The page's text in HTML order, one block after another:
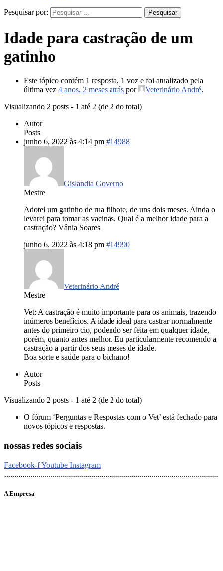
Pesquisar por:
Idade para castração de um
gatinho
Este tópico contém 1 resposta, 1 voz e foi atualizado pela
última vez 4 anos, 2 meses atrás por Veterinário André.
Visualizando 2 posts - 1 até 2 (de 2 do total)
Autor
Posts
junho 6, 2022 às 4:14 pm #14988
Gislandia Governo
Mestre
Adotei um gatinho de rua filhote, de uns dois meses. Ainda o
levarei para tomar as vacinas. Qual é a melhor idade para a
castração? Vânia Soares
junho 6, 2022 às 4:18 pm #14990
Veterinário André
Mestre
Vet: A castração é muito importante para os animais, trazendo
inúmeros benefícios. A idade ideal para castrar normalmente
antes do primeiro cio, podendo ser feita em qualquer idade,
porém, quanto antes melhor. Eu particularmente recomendo a
castração a partir dos seus meses de idade.
Boa sorte e saúde para o bichano!
Autor
Posts
Visualizando 2 posts - 1 até 2 (de 2 do total)
O fórum ‘Perguntas e Respostas com o Vet’ está fechado para
novos tópicos e respostas.
nossas redes sociais
Facebook-fYoutube Instagram
A Empresa